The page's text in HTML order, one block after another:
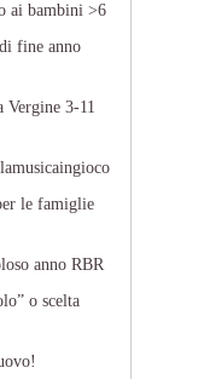
ai bambini >6
fine anno
Vergine 3-11
le famiglie
anno RBR
o scelta